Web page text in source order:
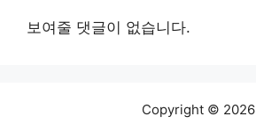
보여줄 댓글이 없습니다.
Copyright © 2026